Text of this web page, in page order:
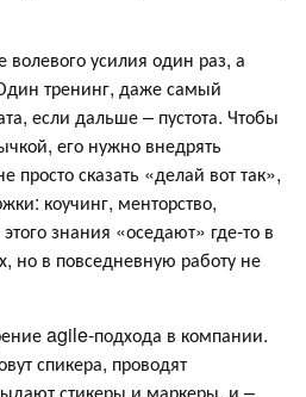
усилия один раз, а
тренинг, даже самый
если дальше – пустота. Чтобы
его нужно внедрять
просто сказать «делай вот так»,
коучинг, менторство,
знания «оседают» где-то в
но в повседневную работу не
agile-подхода в компании.
спикера, проводят